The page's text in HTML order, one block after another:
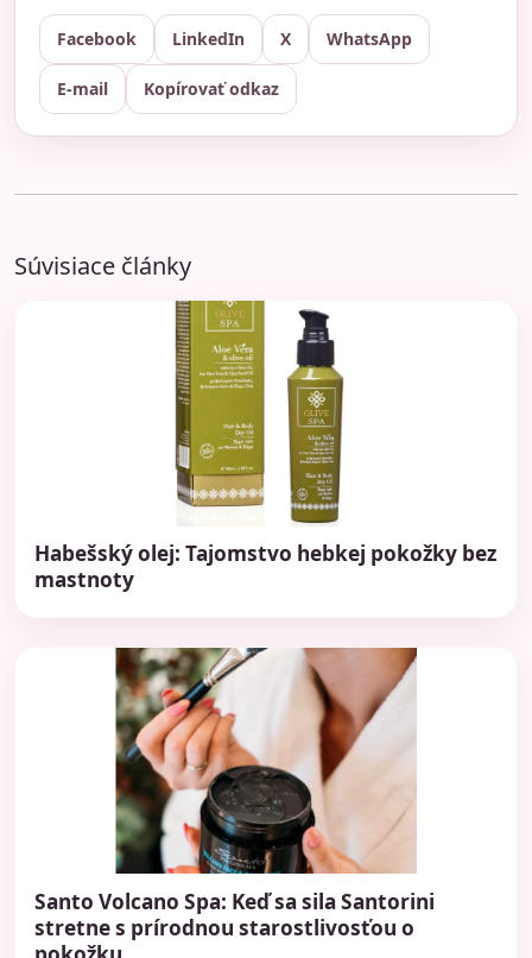
Facebook LinkedIn X WhatsApp
E-mail Kopírovať odkaz
Súvisiace články
Habešský olej: Tajomstvo hebkej pokožky bez
mastnoty
Santo Volcano Spa: Keď sa sila Santorini
stretne s prírodnou starostlivosťou o